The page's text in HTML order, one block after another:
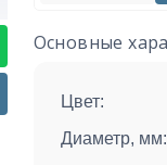
Основные
Цвет:
Диаметр, мм: